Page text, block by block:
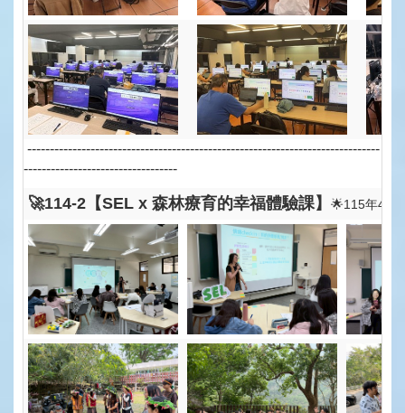
------------------------------------------------------------------------------
----------------------------------
🚀114-2【SEL x 森林療育的幸福體驗課】 🌟115年4月